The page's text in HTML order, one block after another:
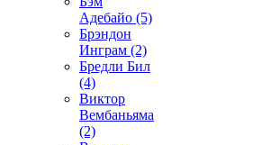
Адебайо (5)
Брэндон
Инграм (2)
Бредли Бил
(4)
Виктор
Вембаньяма
(2)